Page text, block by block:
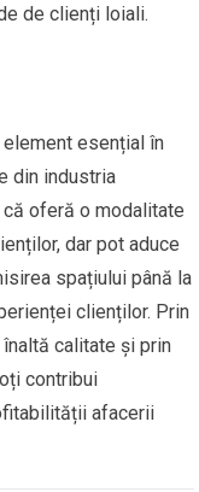
de clienți loiali.
esențial în
din industria
oferă o modalitate
dar pot aduce
spațiului până la
clienților. Prin
calitate și prin
contribui
afacerii